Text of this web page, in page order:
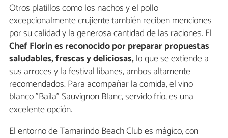
Otros platillos como los nachos y el pollo
excepcionalmente crujiente también reciben menciones
por su calidad y la generosa cantidad de las raciones. El
Chef Florin es reconocido por preparar propuestas
saludables, frescas y deliciosas,lo que se extiende a
sus arroces y la festival libanes, ambos altamente
recomendados. Para acompañar la comida, el vino
blanco "Baila" Sauvignon Blanc, servido frío, es una
excelente opción.
El entorno de Tamarindo Beach Club es mágico, con